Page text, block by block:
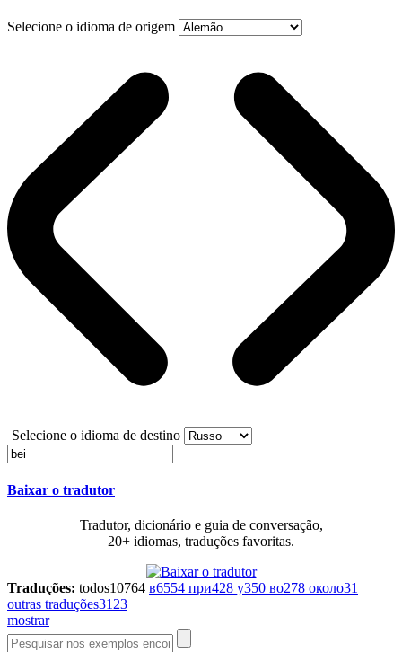
Selecione o idioma de origem
Selecione o idioma de destino
Baixar o tradutor
Tradutor, dicionário e guia de conversação,
20+ idiomas, traduções favoritas.
Traduções: todos10764 в6554 при428 у350 во278 около31
outras traduções3123
mostrar